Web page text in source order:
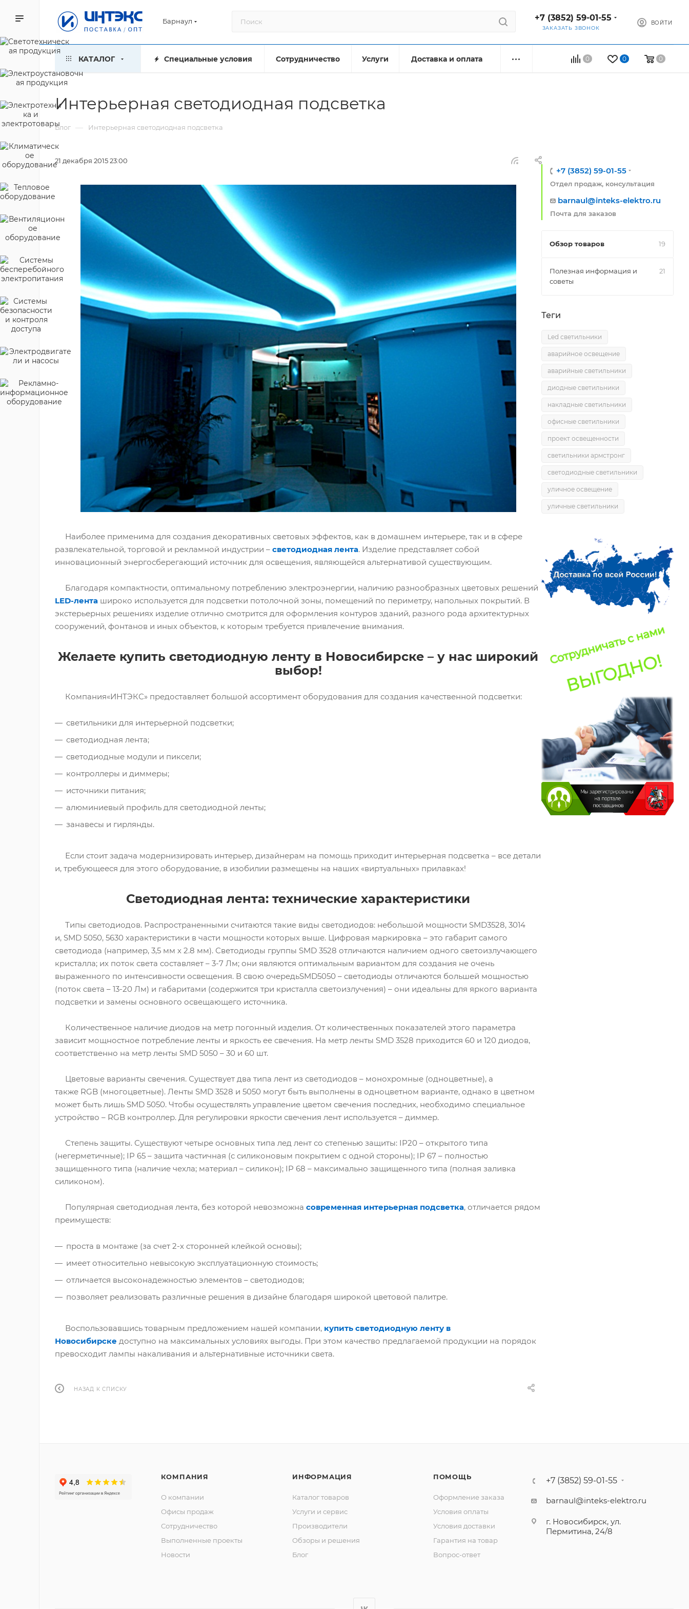
Барнаул +7 (3852) 59-01-55
ЗАКАЗАТЬ ЗВОНОК
ВОЙТИ
0 0 0
КАТАЛОГ Специальные условия Сотрудничество Услуги Доставка и оплата
Интерьерная светодиодная подсветка
Блог — Интерьерная светодиодная подсветка
21 декабря 2015 23:00
Наиболее применима для создания декоративных световых эффектов, как в домашнем интерьере, так и в сфере
развлекательной, торговой и рекламной индустрии – светодиодная лента. Изделие представляет собой
инновационный энергосберегающий источник для освещения, являющейся альтернативой существующим.
Благодаря компактности, оптимальному потреблению электроэнергии, наличию разнообразных цветовых решений
LED-лента широко используется для подсветки потолочной зоны, помещений по периметру, напольных покрытий. В
экстерьерных решениях изделие отлично смотрится для оформления контуров зданий, разного рода архитектурных
сооружений, фонтанов и иных объектов, к которым требуется привлечение внимания.
Желаете купить светодиодную ленту в Новосибирске – у нас широкий
выбор!
Компания«ИНТЭКС» предоставляет большой ассортимент оборудования для создания качественной подсветки:
светильники для интерьерной подсветки;
светодиодная лента;
светодиодные модули и пиксели;
контроллеры и диммеры;
источники питания;
алюминиевый профиль для светодиодной ленты;
занавесы и гирлянды.
Если стоит задача модернизировать интерьер, дизайнерам на помощь приходит интерьерная подсветка – все детали
и, требующееся для этого оборудование, в изобилии размещены на наших «виртуальных» прилавках!
Светодиодная лента: технические характеристики
Типы светодиодов. Распространенными считаются такие виды светодиодов: небольшой мощности SMD3528, 3014
и, SMD 5050, 5630 характеристики в части мощности которых выше. Цифровая маркировка – это габарит самого
светодиода (например, 3,5 мм х 2.8 мм). Светодиоды группы SMD 3528 отличаются наличием одного светоизлучающего
кристалла; их поток света составляет – 3-7 Лм; они являются оптимальным вариантом для создания не очень
выраженного по интенсивности освещения. В свою очередьSMD5050 – светодиоды отличаются большей мощностью
(поток света – 13-20 Лм) и габаритами (содержится три кристалла светоизлучения) – они идеальны для яркого варианта
подсветки и замены основного освещающего источника.
Количественное наличие диодов на метр погонный изделия. От количественных показателей этого параметра
зависит мощностное потребление ленты и яркость ее свечения. На метр ленты SMD 3528 приходится 60 и 120 диодов,
соответственно на метр ленты SMD 5050 – 30 и 60 шт.
Цветовые варианты свечения. Существует два типа лент из светодиодов – монохромные (одноцветные), а
также RGB (многоцветные). Ленты SMD 3528 и 5050 могут быть выполнены в одноцветном варианте, однако в цветном
может быть лишь SMD 5050. Чтобы осуществлять управление цветом свечения последних, необходимо специальное
устройство – RGB контроллер. Для регулировки яркости свечения лент используется – диммер.
Степень защиты. Существуют четыре основных типа лед лент со степенью защиты: IP20 – открытого типа
(негерметичные); IP 65 – защита частичная (с силиконовым покрытием с одной стороны); IP 67 – полностью
защищенного типа (наличие чехла; материал – силикон); IP 68 – максимально защищенного типа (полная заливка
силиконом).
Популярная светодиодная лента, без которой невозможна современная интерьерная подсветка, отличается рядом
преимуществ:
проста в монтаже (за счет 2-х сторонней клейкой основы);
имеет относительно невысокую эксплуатационную стоимость;
отличается высоконадежностью элементов – светодиодов;
позволяет реализовать различные решения в дизайне благодаря широкой цветовой палитре.
Воспользовавшись товарным предложением нашей компании, купить светодиодную ленту в
Новосибирске доступно на максимальных условиях выгоды. При этом качество предлагаемой продукции на порядок
превосходит лампы накаливания и альтернативные источники света.
НАЗАД К СПИСКУ
+7 (3852) 59-01-55
Отдел продаж, консультация
barnaul@inteks-elektro.ru
Почта для заказов
Обзор товаров 19
Полезная информация и
советы
21
Теги
Led светильники
аварийное освещение
аварийные светильники
диодные светильники
накладные светильники
офисные светильники
проект освещенности
светильники армстронг
светодиодные светильники
уличное освещение
уличные светильники
КОМПАНИЯ
О компании
Офисы продаж
Сотрудничество
Выполненные проекты
Новости
ИНФОРМАЦИЯ
Каталог товаров
Услуги и сервис
Производители
Обзоры и решения
Блог
ПОМОЩЬ
Оформление заказа
Условия оплаты
Условия доставки
Гарантия на товар
Вопрос-ответ
+7 (3852) 59-01-55
barnaul@inteks-elektro.ru
г. Новосибирск, ул.
Пермитина, 24/8